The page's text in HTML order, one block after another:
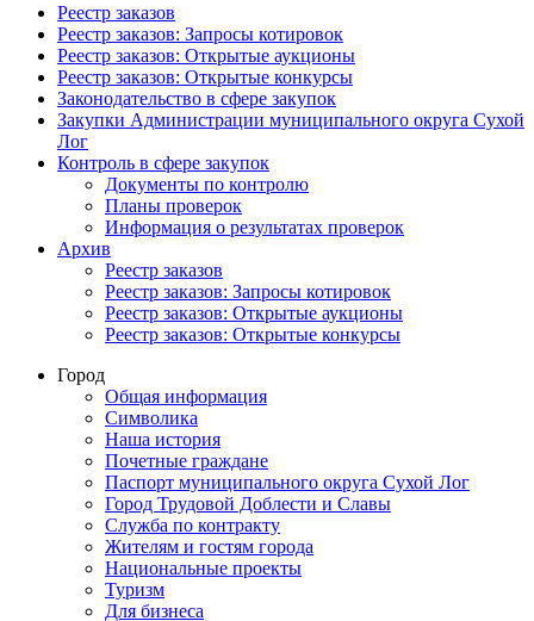
Реестр заказов
Реестр заказов: Запросы котировок
Реестр заказов: Открытые аукционы
Реестр заказов: Открытые конкурсы
Законодательство в сфере закупок
Закупки Администрации муниципального округа Сухой
Лог
Контроль в сфере закупок
Документы по контролю
Планы проверок
Информация о результатах проверок
Архив
Реестр заказов
Реестр заказов: Запросы котировок
Реестр заказов: Открытые аукционы
Реестр заказов: Открытые конкурсы
Город
Общая информация
Символика
Наша история
Почетные граждане
Паспорт муниципального округа Сухой Лог
Город Трудовой Доблести и Славы
Служба по контракту
Жителям и гостям города
Национальные проекты
Туризм
Для бизнеса